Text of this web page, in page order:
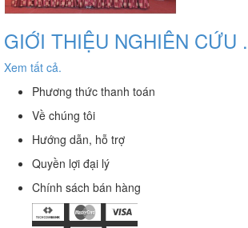
GIỚI THIỆU NGHIÊN CỨU
Xem tất cả.
Phương thức thanh toán
Về chúng tôi
Hướng dẫn, hỗ trợ
Quyền lợi đại lý
Chính sách bán hàng